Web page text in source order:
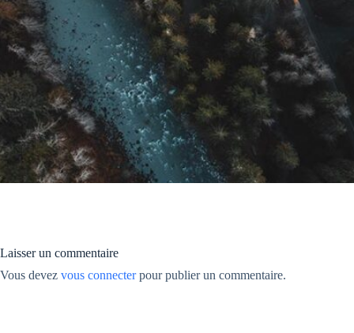
Laisser un commentaire
Vous devez vous connecterpour publier un commentaire.